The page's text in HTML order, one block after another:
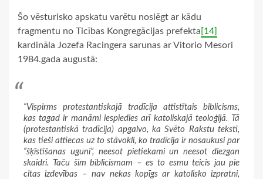
Šo vēsturisko apskatu varētu noslēgt ar kādu
fragmentu no Ticības Kongregācijas prefekta [14]
kardināla Jozefa Racingera sarunas ar Vitorio Mesori
1984.gada augustā:
“Vispirms protestantiskajā tradīcija attīstītais biblicisms,
kas tagad ir manāmi iespiedies arī katoliskajā teoloģijā. Tā
(protestantiskā tradīcija) apgalvo, ka Svēto Rakstu teksti,
kas tieši attiecas uz to stāvokli, ko tradīcija ir nosaukusi par
“šķīstīšanas uguni”, neesot pietiekami un neesot diezgan
skaidri. Taču šim biblicismam – es to esmu teicis jau pie
citas izdevības – nav nekas kopīgs ar katolisko izpratni,